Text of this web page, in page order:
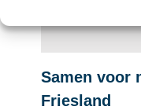
Samen voor
Friesland